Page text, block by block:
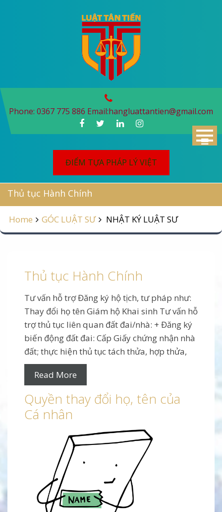
Phone: 0367 775 886 Email:hangluattantien@gmail.com
ĐIỂM TỰA PHÁP LÝ VIỆT
Thủ tục Hành Chính
Home GÓC LUẬT SƯ NHẬT KÝ LUẬT SƯ
Thủ tục Hành Chính
Tư vấn hỗ trợ Đăng ký hộ tịch, tư pháp như:
Thay đổi họ tên Giám hộ Khai sinh Tư vấn hỗ
trợ thủ tục liên quan đất đai/nhà: + Đăng ký
biến động đất đai: Cấp Giấy chứng nhận nhà
đất; thực hiện thủ tục tách thửa, hợp thửa,
Read More
Quyền thay đổi họ, tên của
Cá nhân